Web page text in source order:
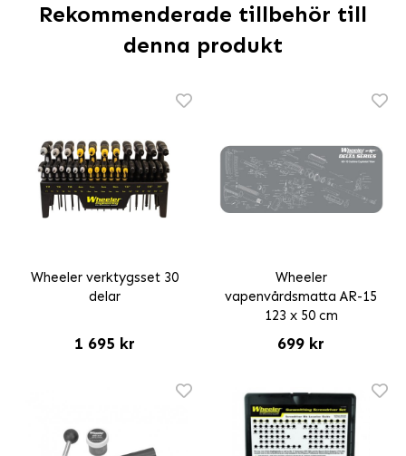
Rekommenderade tillbehör till
denna produkt
Wheeler verktygsset 30
delar
1 695 kr
Wheeler
vapenvårdsmatta AR-15
123 x 50 cm
699 kr